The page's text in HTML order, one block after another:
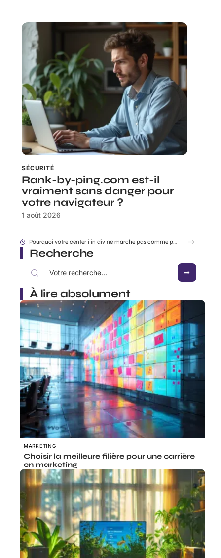
SÉCURITÉ
Rank-by-ping.com est-il
vraiment sans danger pour
votre navigateur ?
1 août 2026
Accéder à 192.168.1..109 en toute sécurité : les réglages à connaître en 2026
Recherche
À lire absolument
MARKETING
Choisir la meilleure filière pour une carrière
en marketing